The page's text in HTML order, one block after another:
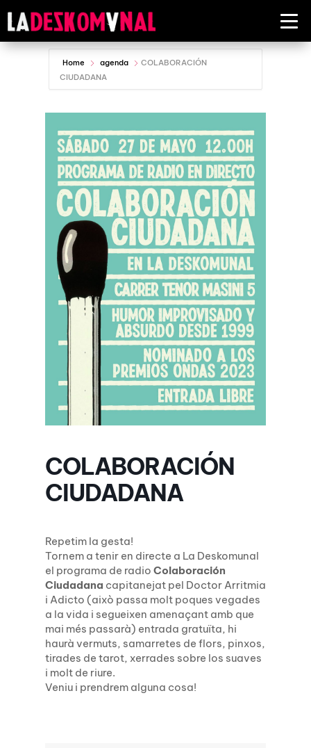
Home agenda
COLABORACIÓN
CIUDADANA
COLABORACIÓN
CIUDADANA
Repetim la gesta!
Tornem a tenir en directe a La Deskomunal
el programa de radio Colaboración
Ciudadana capitanejat pel Doctor Arritmia
i Adicto (això passa molt poques vegades
a la vida i segueixen amenaçant amb que
mai més passarà) entrada gratuïta, hi
haurà vermuts, samarretes de flors, pinxos,
tirades de tarot, xerrades sobre los suaves
i molt de riure.
Veniu i prendrem alguna cosa!